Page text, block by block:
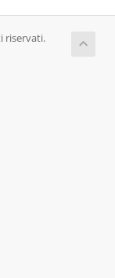
riservati.